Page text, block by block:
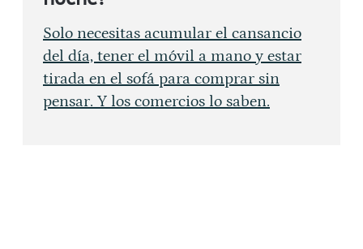
Solo necesitas acumular el cansancio
del día, tener el móvil a mano y estar
tirada en el sofá para comprar sin
pensar. Y los comercios lo saben.